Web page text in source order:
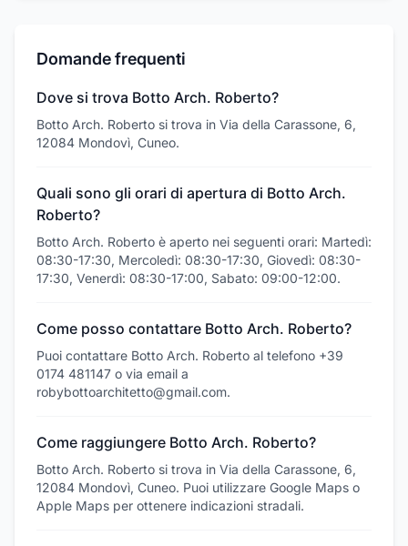
Domande frequenti
Dove si trova Botto Arch. Roberto?
Botto Arch. Roberto si trova in Via della Carassone, 6,
12084 Mondovì, Cuneo.
Quali sono gli orari di apertura di Botto Arch.
Roberto?
Botto Arch. Roberto è aperto nei seguenti orari: Martedì:
08:30-17:30, Mercoledì: 08:30-17:30, Giovedì: 08:30-
17:30, Venerdì: 08:30-17:00, Sabato: 09:00-12:00.
Come posso contattare Botto Arch. Roberto?
Puoi contattare Botto Arch. Roberto al telefono +39
0174 481147 o via email a
robybottoarchitetto@gmail.com.
Come raggiungere Botto Arch. Roberto?
Botto Arch. Roberto si trova in Via della Carassone, 6,
12084 Mondovì, Cuneo. Puoi utilizzare Google Maps o
Apple Maps per ottenere indicazioni stradali.